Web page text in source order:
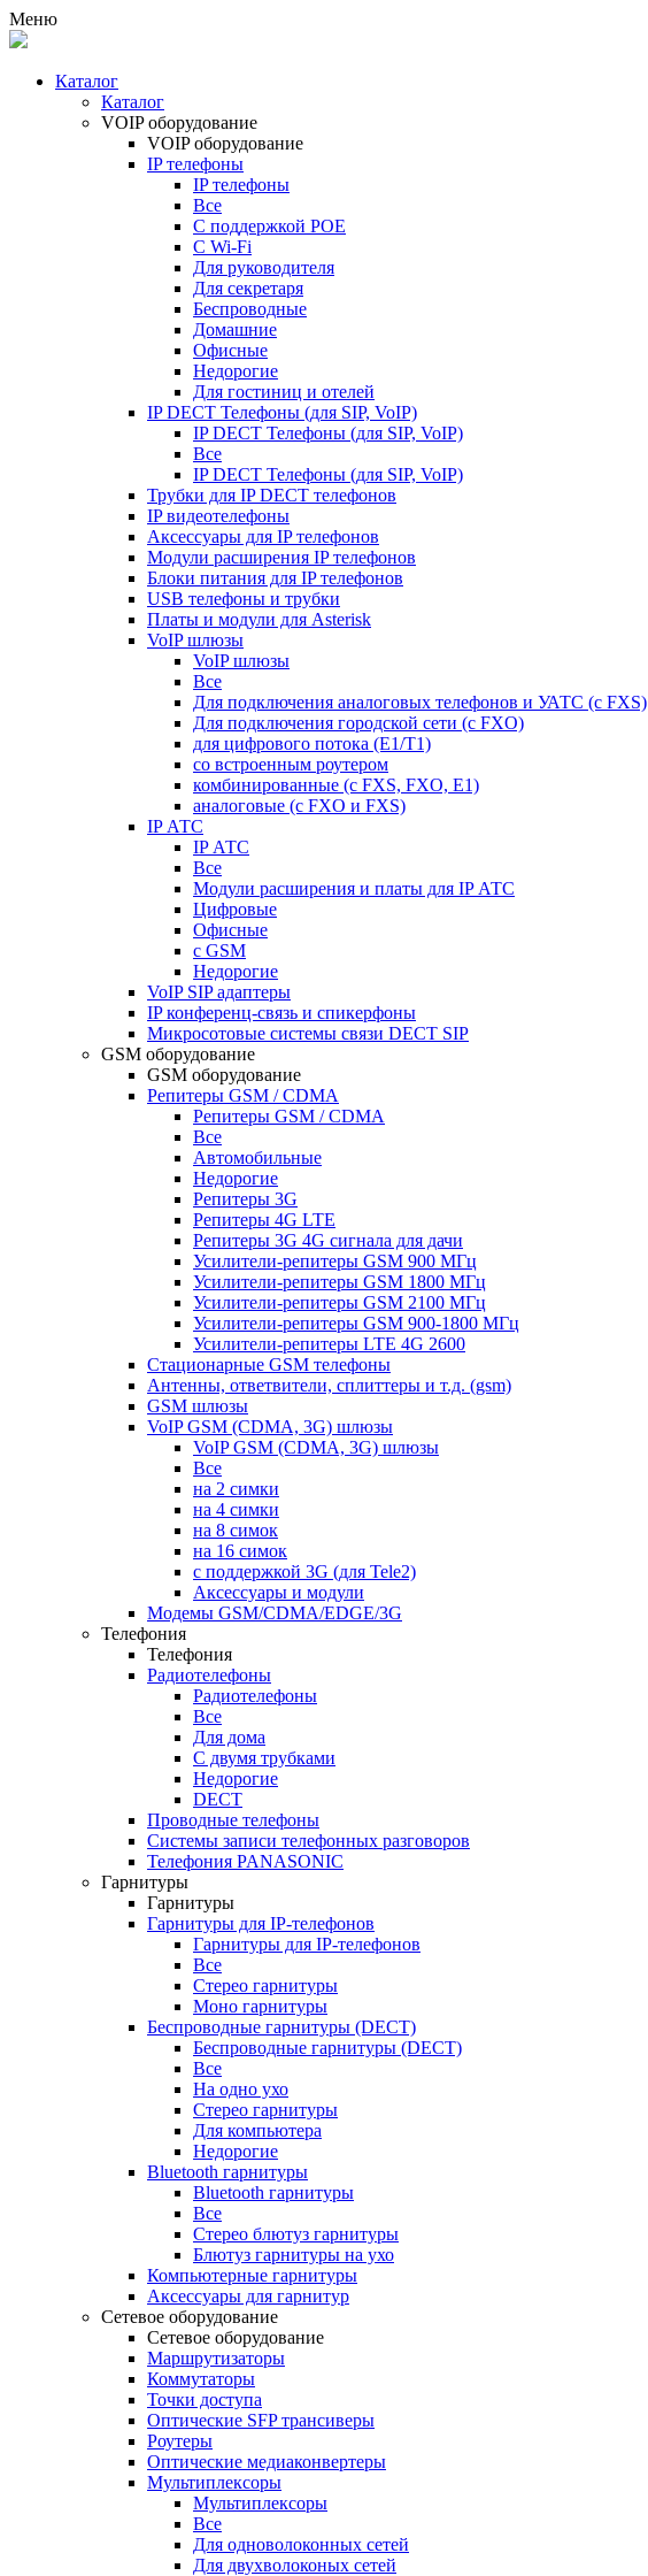
Меню
Каталог
Каталог
VOIP оборудование
VOIP оборудование
IP телефоны
IP телефоны
Все
С поддержкой POE
C Wi-Fi
Для руководителя
Для секретаря
Беспроводные
Домашние
Офисные
Недорогие
Для гостиниц и отелей
IP DECT Телефоны (для SIP, VoIP)
IP DECT Телефоны (для SIP, VoIP)
Все
IP DECT Телефоны (для SIP, VoIP)
Трубки для IP DECT телефонов
IP видеотелефоны
Аксессуары для IP телефонов
Модули расширения IP телефонов
Блоки питания для IP телефонов
USB телефоны и трубки
Платы и модули для Asterisk
VoIP шлюзы
VoIP шлюзы
Все
Для подключения аналоговых телефонов и УАТС (с FXS)
Для подключения городской сети (с FXO)
для цифрового потока (E1/T1)
со встроенным роутером
комбинированные (c FXS, FXO, E1)
аналоговые (с FXO и FXS)
IP АТС
IP АТС
Все
Модули расширения и платы для IP АТС
Цифровые
Офисные
с GSM
Недорогие
VoIP SIP адаптеры
IP конференц-связь и спикерфоны
Микросотовые системы связи DECT SIP
GSM оборудование
GSM оборудование
Репитеры GSM / CDMA
Репитеры GSM / CDMA
Все
Автомобильные
Недорогие
Репитеры 3G
Репитеры 4G LTE
Репитеры 3G 4G сигнала для дачи
Усилители-репитеры GSM 900 МГц
Усилители-репитеры GSM 1800 МГц
Усилители-репитеры GSM 2100 МГц
Усилители-репитеры GSM 900-1800 МГц
Усилители-репитеры LTE 4G 2600
Стационарные GSM телефоны
Антенны, ответвители, сплиттеры и т.д. (gsm)
GSM шлюзы
VoIP GSM (CDMA, 3G) шлюзы
VoIP GSM (CDMA, 3G) шлюзы
Все
на 2 симки
на 4 симки
на 8 симок
на 16 симок
с поддержкой 3G (для Tele2)
Аксессуары и модули
Модемы GSM/CDMA/EDGE/3G
Телефония
Телефония
Радиотелефоны
Радиотелефоны
Все
Для дома
С двумя трубками
Недорогие
DECT
Проводные телефоны
Системы записи телефонных разговоров
Телефония PANASONIC
Гарнитуры
Гарнитуры
Гарнитуры для IP-телефонов
Гарнитуры для IP-телефонов
Все
Стерео гарнитуры
Моно гарнитуры
Беспроводные гарнитуры (DECT)
Беспроводные гарнитуры (DECT)
Все
На одно ухо
Стерео гарнитуры
Для компьютера
Недорогие
Bluetooth гарнитуры
Bluetooth гарнитуры
Все
Стерео блютуз гарнитуры
Блютуз гарнитуры на ухо
Компьютерные гарнитуры
Аксессуары для гарнитур
Сетевое оборудование
Сетевое оборудование
Маршрутизаторы
Коммутаторы
Точки доступа
Оптические SFP трансиверы
Роутеры
Оптические медиаконвертеры
Мультиплексоры
Мультиплексоры
Все
Для одноволоконных сетей
Для двухволоконых сетей